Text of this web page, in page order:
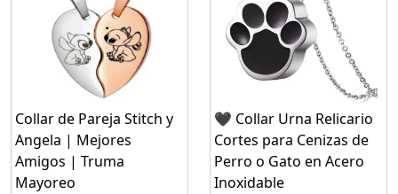
Collar de Pareja Stitch y
Angela | Mejores
Amigos | Truma
Mayoreo
🖤 Collar Urna Relicario
Cortes para Cenizas de
Perro o Gato en Acero
Inoxidable